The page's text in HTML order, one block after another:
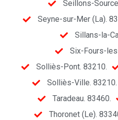
Seillons-
Seyne-sur-Mer (La).
Sillans-la-
Six-Fours-
Solliès-Pont. 83210.
Solliès-Ville. 83210.
Taradeau. 83460.
Thoronet (Le).